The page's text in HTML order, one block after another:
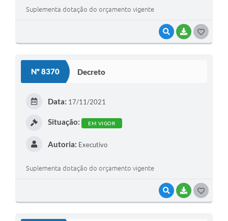
VISUALIZAR
BAIXAR
Suplementa dotação do orçamento vigente
Nº 8370 Decreto
VISUALIZAR
BAIXAR
Data: 17/11/2021
Situação: EM VIGOR
Autoria: Executivo
Suplementa dotação do orçamento vigente